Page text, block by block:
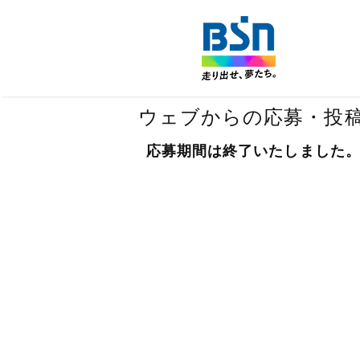
ウェブからの応募・投
応募期間は終了いたしました。